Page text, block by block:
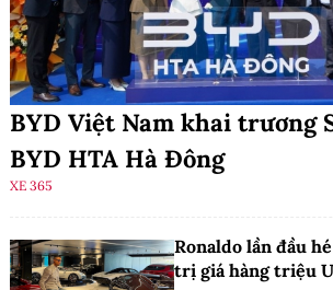
BYD Việt Nam khai trương
BYD HTA Hà Đông
XE 365
Ronaldo lần đầu
trị giá hàng triệu